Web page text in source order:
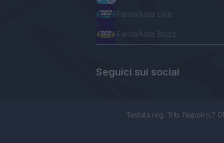
FantaAsta Live
FantaAsta Buzz
Seguici sui social
Testata reg. Trib. Napoli n.7